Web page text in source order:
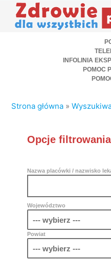
INFOLINIA
POMOC
Strona główna »
Opcje filtrowania
Nazwa placówki / nazwisko
Województwo
Powiat